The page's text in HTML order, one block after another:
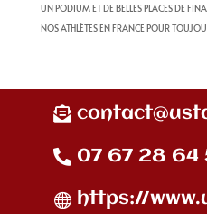
UN PODIUM ET DE BELLES PLACES DE
NOS ATHLÈTES EN FRANCE POUR
07 67 28 64
https://